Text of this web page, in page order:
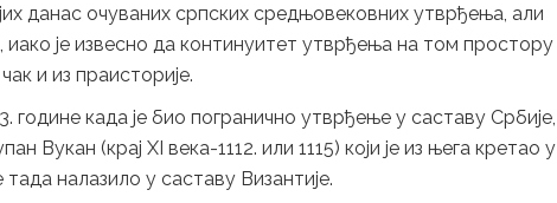
данас очуваних српских средњовековних утврђења, али
иако је извесно да континуитет утврђења на том простору
и из праисторије.
године када је био погранично утврђење у саставу Србије,
Вукан (крај XI века-1112. или 1115) који је из њега кретао у
налазило у саставу Византије.